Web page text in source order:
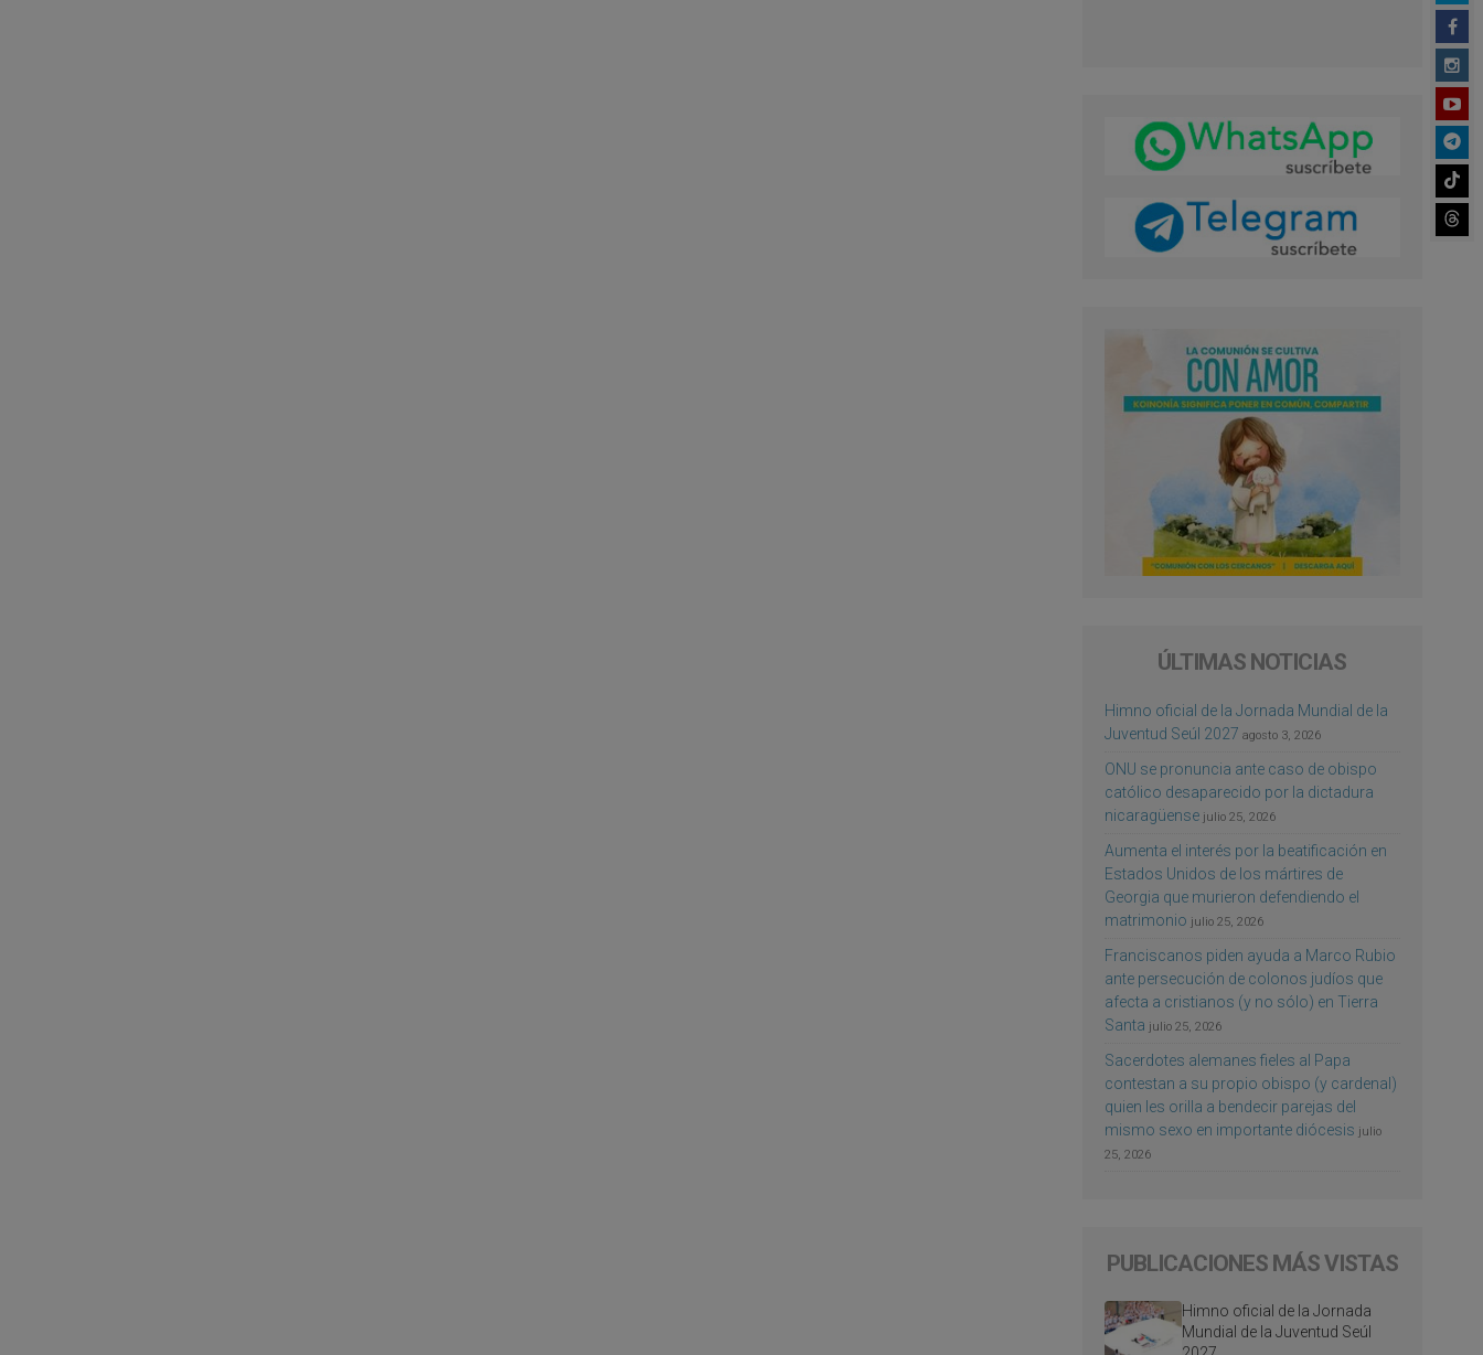
ÚLTIMAS NOTICIAS
Himno oficial de la Jornada Mundial de la
Juventud Seúl 2027 agosto 3, 2026
ONU se pronuncia ante caso de obispo
católico desaparecido por la dictadura
nicaragüense julio 25, 2026
Aumenta el interés por la beatificación en
Estados Unidos de los mártires de
Georgia que murieron defendiendo el
matrimonio julio 25, 2026
Franciscanos piden ayuda a Marco Rubio
ante persecución de colonos judíos que
afecta a cristianos (y no sólo) en Tierra
Santa julio 25, 2026
Sacerdotes alemanes fieles al Papa
contestan a su propio obispo (y cardenal)
quien les orilla a bendecir parejas del
mismo sexo en importante diócesis julio
25, 2026
PUBLICACIONES MÁS VISTAS
Himno oficial de la Jornada
Mundial de la Juventud Seúl